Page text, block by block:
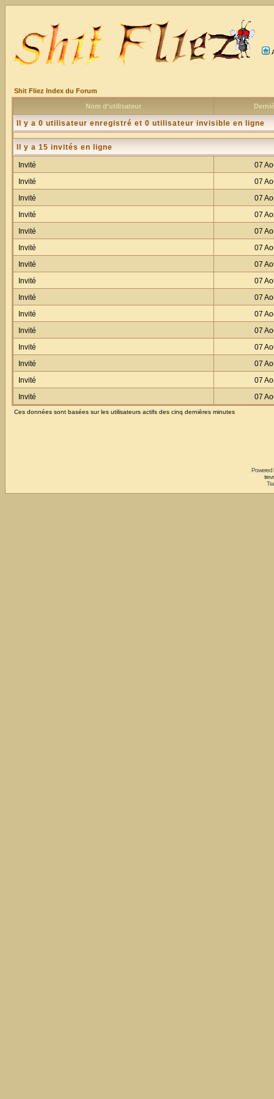
Shit Fliez Index du Forum
Nom d'utilisateur
Il y a 0 utilisateur enregistré et 0 utilisateur invisible en ligne
Il y a 15 invités en ligne
Invité
07
Invité
07
Invité
07
Invité
07
Invité
07
Invité
07
Invité
07
Invité
07
Invité
07
Invité
07
Invité
07
Invité
07
Invité
07
Invité
07
Invité
07
Ces données sont basées sur les utilisateurs actifs des cinq dernières minutes
Powered